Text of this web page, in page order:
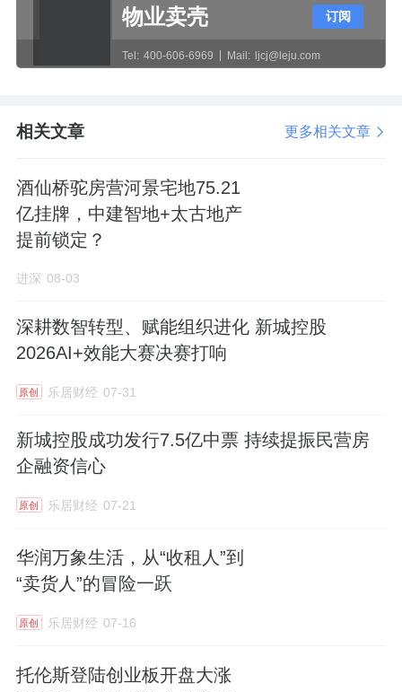
的竞争者，原优势项目也可能面临被淘汰的风
险。另外，购物中心往往也能通过强运营加深
商圈的地位优势，如南京西路商圈因恒隆广
奢第一地位。因此单个购物中心想要实现长期
全方位无短板，保持可逛性。
为什么商业地产公司的核心竞争力在于是否形
成了完善的管理体系？
打造运营购物中心是典型know-how的生意，有
一定的门槛但经验并不稀缺，投入成本、挖人
的真正差异在于能否长期做好多个购物中心，
因此形成一套完善的管理体系保证员工主观能
动地发挥经验是核心。对于商业地产公司，好
的管理体系主要包括人才梯队培养机制、激励
头部购物中心及商业地产公司是典型的红利资
产，消费降级下仍具有稳定性
有强稳定性，通过承接商圈内尾部玩家出清后
物业卖壳
Tel: 400-606-6969 Mail: ljcj@leju.com
订阅
相关文章 更多相关文章
酒仙桥驼房营河景宅地75.21
亿挂牌，中建智地+太古地产
提前锁定？
进深 08-03
深耕数智转型、赋能组织进化 新城控股
2026AI+效能大赛决赛打响
原创 乐居财经 07-31
新城控股成功发行7.5亿中票 持续提振民营房
企融资信心
原创 乐居财经 07-21
华润万象生活，从“收租人”到
“卖货人”的冒险一跃
原创 乐居财经 07-16
托伦斯登陆创业板开盘大涨